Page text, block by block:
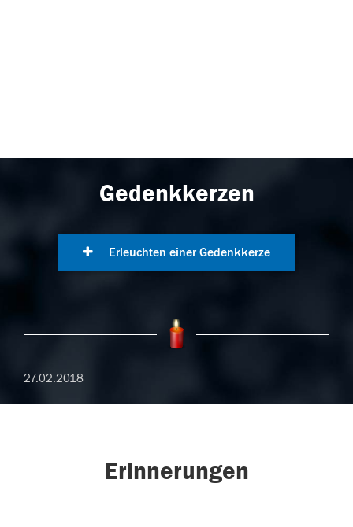
Gedenkkerzen
Erleuchten einer Gedenkkerze
27.02.2018
Erinnerungen